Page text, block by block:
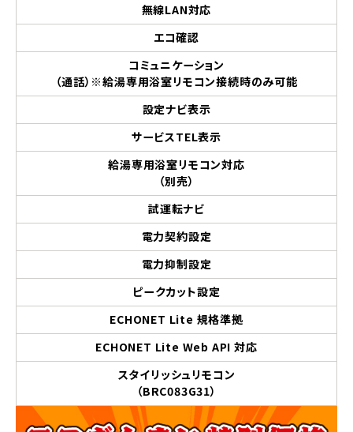
無線LAN対応
エコ確認
コミュニケーション
（通話）※給湯専用浴室リモコン接続時のみ可能
設定ナビ表示
サービスTEL表示
給湯専用浴室リモコン対応
（別売）
試運転ナビ
電力契約設定
電力抑制設定
ピークカット設定
ECHONET Lite 規格準拠
ECHONET Lite Web API 対応
スタイリッシュリモコン
（BRC083G31）